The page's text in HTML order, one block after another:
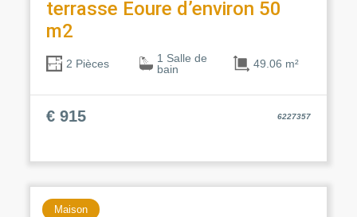
terrasse Eoure d’environ 50
m2
2 Pièces
1 Salle de
bain
49.06 m²
€ 915 6227357
Maison